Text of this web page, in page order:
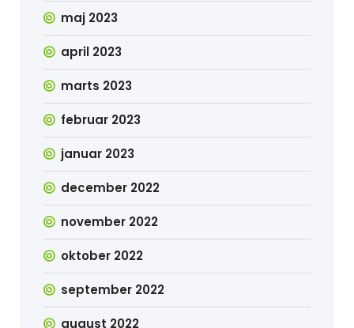
maj 2023
april 2023
marts 2023
februar 2023
januar 2023
december 2022
november 2022
oktober 2022
september 2022
august 2022